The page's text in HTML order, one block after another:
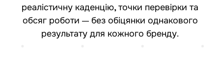
реалістичну каденцію, точки перевірки та
обсяг роботи — без обіцянки однакового
результату для кожного бренду.